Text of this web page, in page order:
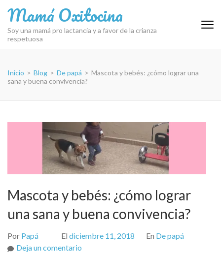
contenido
(presiona
Intro)
Mamá Oxitocina
Soy una mamá pro lactancia y a favor de la crianza
respetuosa
Inicio > Blog > De papá > Mascota y bebés: ¿cómo lograr una
sana y buena convivencia?
Mascota y bebés: ¿cómo lograr
una sana y buena convivencia?
Por Papá El diciembre 11, 2018 En De papá
Deja un comentario